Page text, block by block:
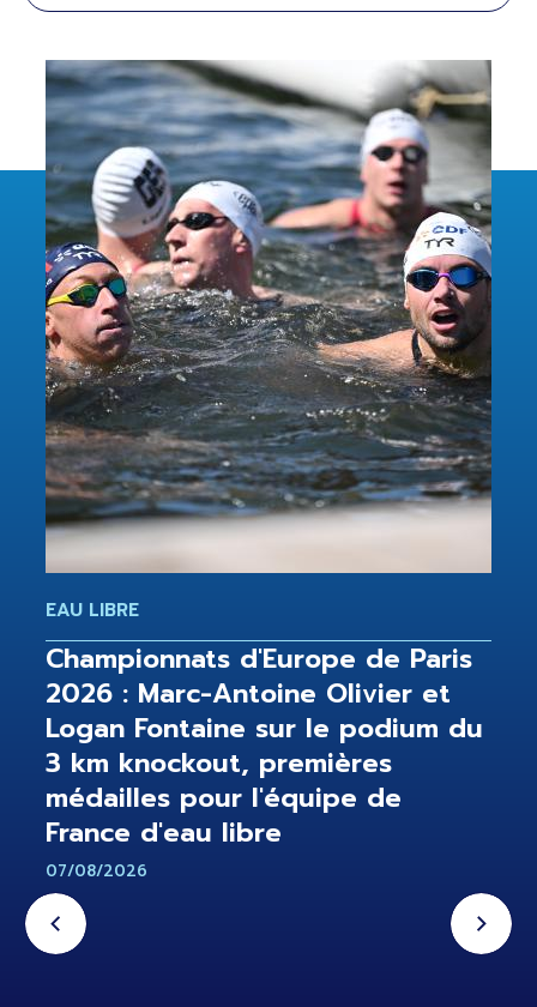
EAU LIBRE
Championnats d'Europe de Paris
2026 : Marc-Antoine Olivier et
Logan Fontaine sur le podium du
3 km knockout, premières
médailles pour l'équipe de
France d'eau libre
07/08/2026